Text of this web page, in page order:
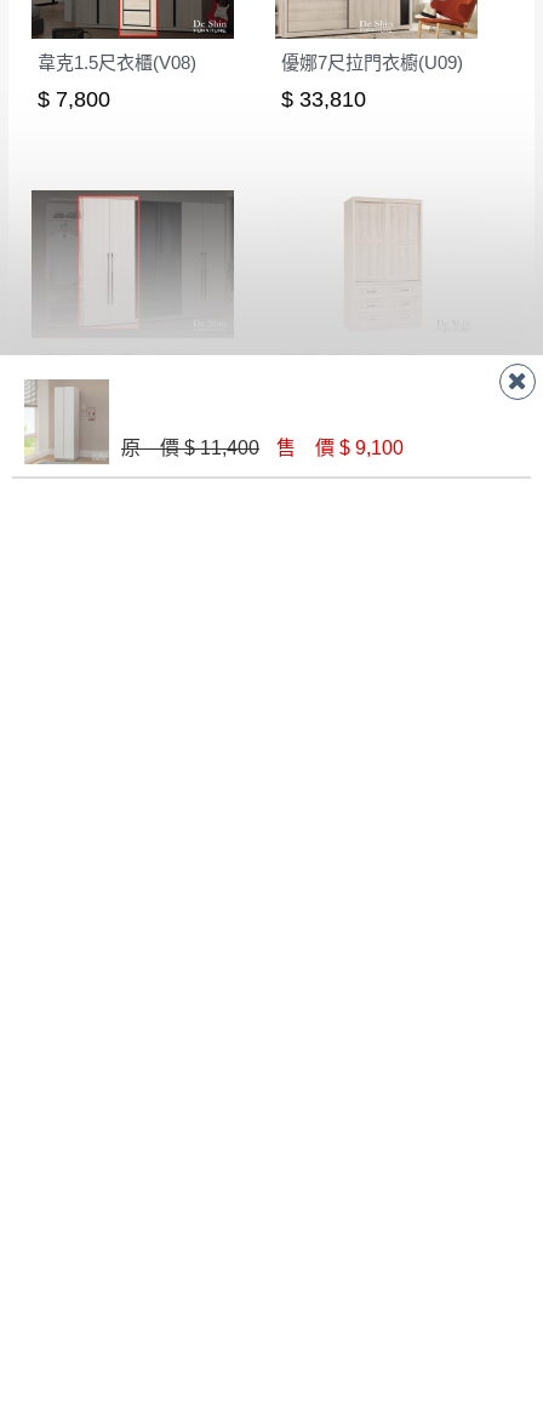
韋克1.5尺衣櫃(V08)
$ 7,800
優娜7尺拉門衣櫥(U09)
$ 33,810
華爾斯2.7尺衣櫥(單吊)(258)
$ 12,080
雪莉4尺拉門衣櫥(S29)
原 價 $ 11,400 售 價 $ 9,100